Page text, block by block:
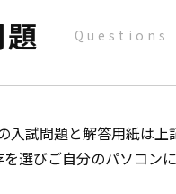
Questions
試問題と解答用紙は上
選びご自分のパソコン